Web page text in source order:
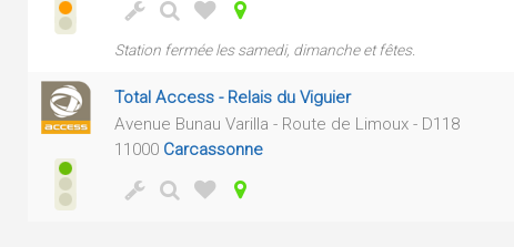
Station fermée les samedi, dimanche et fêtes.
Total Access - Relais du Viguier
Avenue Bunau Varilla - Route de Limoux - D118
11000 Carcassonne